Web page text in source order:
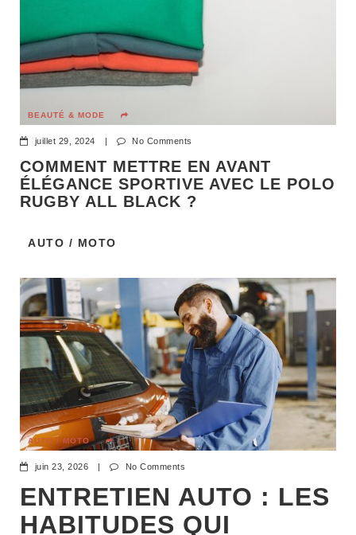
BEAUTÉ & MODE
juillet 29, 2024 | No Comments
COMMENT METTRE EN AVANT
ÉLÉGANCE SPORTIVE AVEC LE POLO
RUGBY ALL BLACK ?
AUTO / MOTO
AUTO / MOTO
juin 23, 2026 No Comments
ENTRETIEN AUTO : LES
HABITUDES QUI